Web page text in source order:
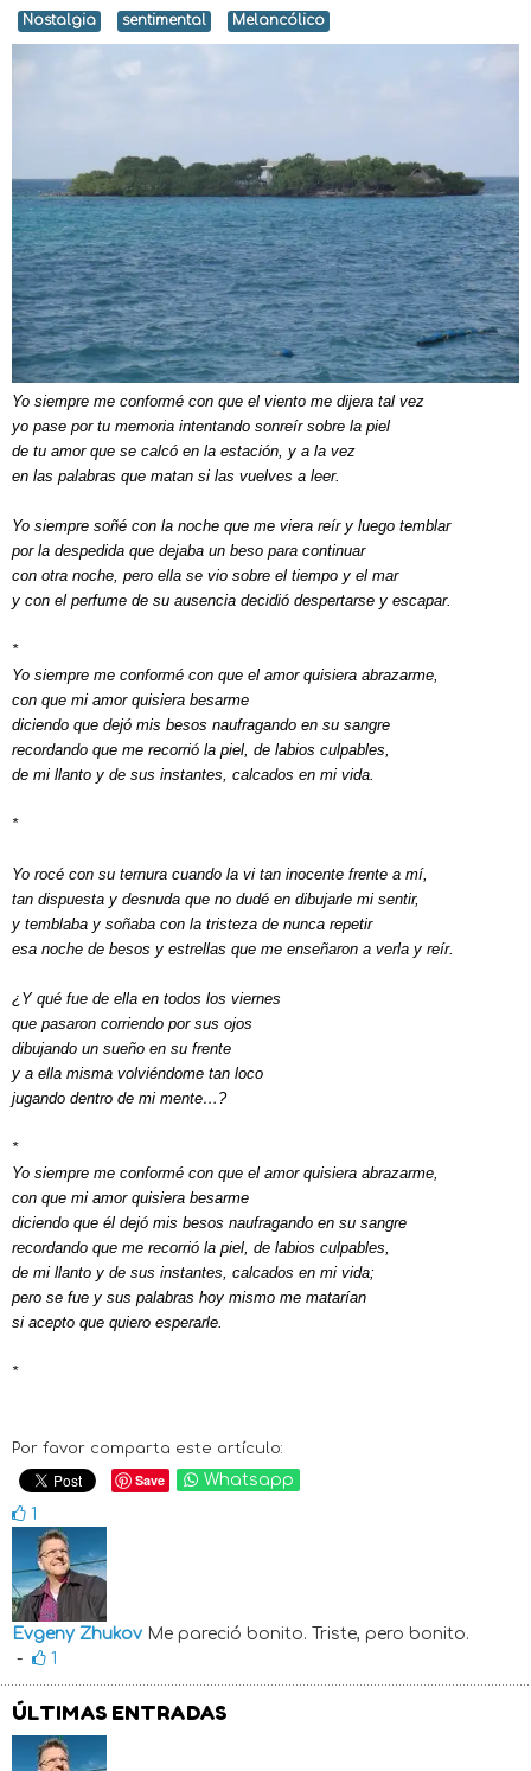
Nostalgia sentimental Melancólico
Yo siempre me conformé con que el viento me dijera tal vez
yo pase por tu memoria intentando sonreír sobre la piel
de tu amor que se calcó en la estación, y a la vez
en las palabras que matan si las vuelves a leer.
Yo siempre soñé con la noche que me viera reír y luego temblar
por la despedida que dejaba un beso para continuar
con otra noche, pero ella se vio sobre el tiempo y el mar
y con el perfume de su ausencia decidió despertarse y escapar.
*
Yo siempre me conformé con que el amor quisiera abrazarme,
con que mi amor quisiera besarme
diciendo que dejó mis besos naufragando en su sangre
recordando que me recorrió la piel, de labios culpables,
de mi llanto y de sus instantes, calcados en mi vida.
*
Yo rocé con su ternura cuando la vi tan inocente frente a mí,
tan dispuesta y desnuda que no dudé en dibujarle mi sentir,
y temblaba y soñaba con la tristeza de nunca repetir
esa noche de besos y estrellas que me enseñaron a verla y reír.
¿Y qué fue de ella en todos los viernes
que pasaron corriendo por sus ojos
dibujando un sueño en su frente
y a ella misma volviéndome tan loco
jugando dentro de mi mente…?
*
Yo siempre me conformé con que el amor quisiera abrazarme,
con que mi amor quisiera besarme
diciendo que él dejó mis besos naufragando en su sangre
recordando que me recorrió la piel, de labios culpables,
de mi llanto y de sus instantes, calcados en mi vida;
pero se fue y sus palabras hoy mismo me matarían
si acepto que quiero esperarle.
*
Por favor comparta este artículo:
Save
Whatsapp
1
Evgeny Zhukov Me pareció bonito. Triste, pero bonito.
-
1
ÚLTIMAS ENTRADAS